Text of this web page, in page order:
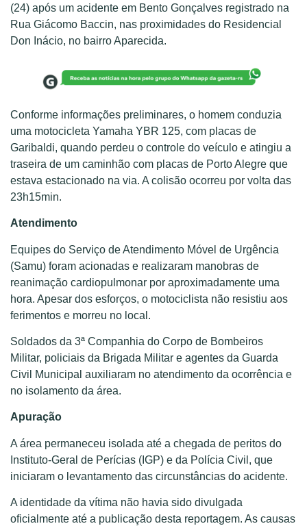
(24) após um acidente em Bento Gonçalves registrado na
Rua Giácomo Baccin, nas proximidades do Residencial
Don Inácio, no bairro Aparecida.
Conforme informações preliminares, o homem conduzia
uma motocicleta Yamaha YBR 125, com placas de
Garibaldi, quando perdeu o controle do veículo e atingiu a
traseira de um caminhão com placas de Porto Alegre que
estava estacionado na via. A colisão ocorreu por volta das
23h15min.
Atendimento
Equipes do Serviço de Atendimento Móvel de Urgência
(Samu) foram acionadas e realizaram manobras de
reanimação cardiopulmonar por aproximadamente uma
hora. Apesar dos esforços, o motociclista não resistiu aos
ferimentos e morreu no local.
Soldados da 3ª Companhia do Corpo de Bombeiros
Militar, policiais da Brigada Militar e agentes da Guarda
Civil Municipal auxiliaram no atendimento da ocorrência e
no isolamento da área.
Apuração
A área permaneceu isolada até a chegada de peritos do
Instituto-Geral de Perícias (IGP) e da Polícia Civil, que
iniciaram o levantamento das circunstâncias do acidente.
A identidade da vítima não havia sido divulgada
oficialmente até a publicação desta reportagem. As causas